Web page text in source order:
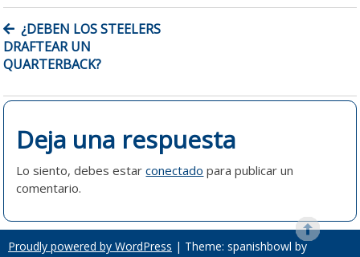
NAVEGACIÓN
DE
ENTRADAS
¿DEBEN LOS STEELERS
DRAFTEAR UN
QUARTERBACK?
Deja una respuesta
Lo siento, debes estarconectado para publicar un
comentario.
Proudly powered by WordPress | Theme: spanishbowl by